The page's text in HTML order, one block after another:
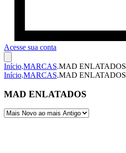
Acesse sua conta
Início.MARCAS.MAD ENLATADOS
Início.MARCAS.MAD ENLATADOS
MAD ENLATADOS